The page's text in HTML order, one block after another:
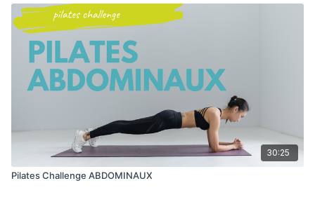
30:25
Pilates Challenge ABDOMINAUX